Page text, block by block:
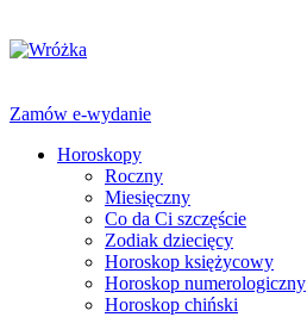
Zamów e-wydanie
Horoskopy
Roczny
Miesięczny
Co da Ci szczęście
Zodiak dziecięcy
Horoskop księżycowy
Horoskop numerologiczny
Horoskop chiński